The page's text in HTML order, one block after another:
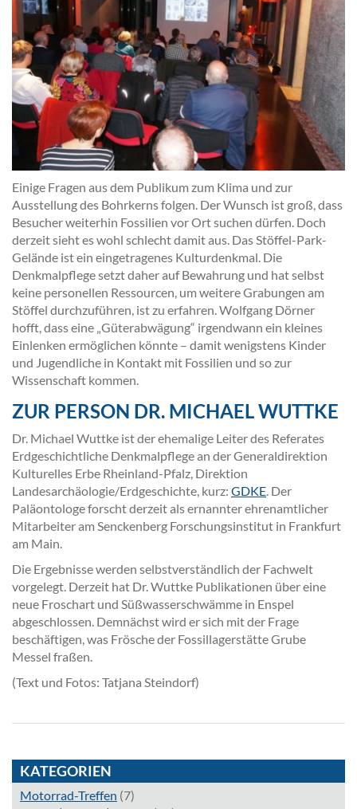
Einige Fragen aus dem Publikum zum Klima und zur
Ausstellung des Bohrkerns folgen. Der Wunsch ist groß, dass
Besucher weiterhin Fossilien vor Ort suchen dürfen. Doch
derzeit sieht es wohl schlecht damit aus. Das Stöffel-Park-
Gelände ist ein eingetragenes Kulturdenkmal. Die
Denkmalpflege setzt daher auf Bewahrung und hat selbst
keine personellen Ressourcen, um weitere Grabungen am
Stöffel durchzuführen, ist zu erfahren. Wolfgang Dörner
hofft, dass eine „Güterabwägung“ irgendwann ein kleines
Einlenken ermöglichen könnte – damit wenigstens Kinder
und Jugendliche in Kontakt mit Fossilien und so zur
Wissenschaft kommen.
ZUR PERSON DR. MICHAEL WUTTKE
Dr. Michael Wuttke ist der ehemalige Leiter des Referates
Erdgeschichtliche Denkmalpflege an der Generaldirektion
Kulturelles Erbe Rheinland-Pfalz, Direktion
Landesarchäologie/Erdgeschichte, kurz: GDKE . Der
Paläontologe forscht derzeit als ernannter ehrenamtlicher
Mitarbeiter am Senckenberg Forschungsinstitut in Frankfurt
am Main.
Die Ergebnisse werden selbstverständlich der Fachwelt
vorgelegt. Derzeit hat Dr. Wuttke Publikationen über eine
neue Froschart und Süßwasserschwämme in Enspel
abgeschlossen. Demnächst wird er sich mit der Frage
beschäftigen, was Frösche der Fossillagerstätte Grube
Messel fraßen.
(Text und Fotos: Tatjana Steindorf)
KATEGORIEN
Motorrad-Treffen (7)